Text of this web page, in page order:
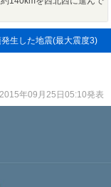
生した地震(最大震度3)
2015年09月25日05:10発表